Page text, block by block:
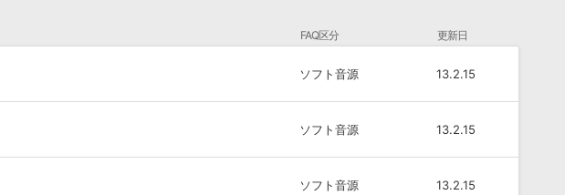
FAQ区分 更新日
ソフト音源 13.2.15
ソフト音源 13.2.15
ソフト音源 13.2.15